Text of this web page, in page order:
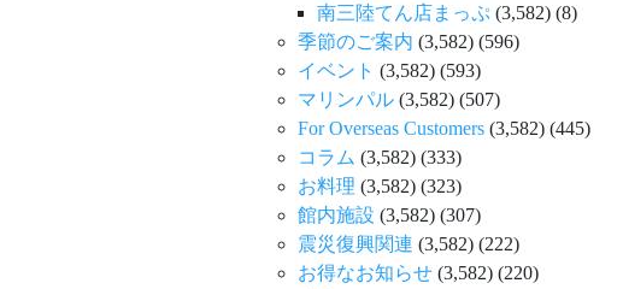
南三陸てん店まっぷ (3,582) (8)
季節のご案内 (3,582) (596)
イベント (3,582) (593)
マリンパル (3,582) (507)
For Overseas Customers (3,582) (445)
コラム (3,582) (333)
お料理 (3,582) (323)
館内施設 (3,582) (307)
震災復興関連 (3,582) (222)
お得なお知らせ (3,582) (220)